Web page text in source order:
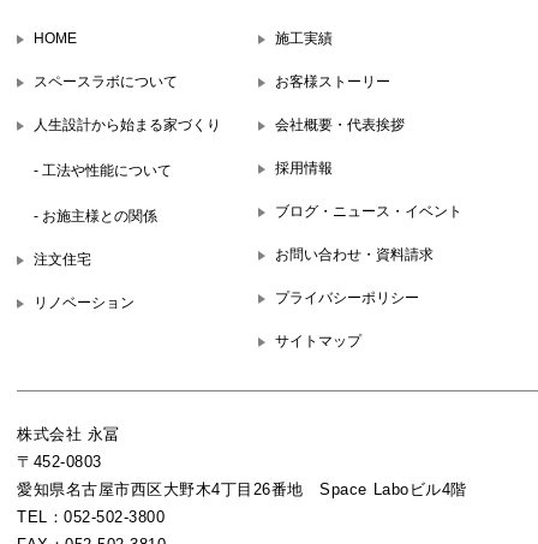
HOME
スペースラボについて
人生設計から始まる家づくり
- 工法や性能について
- お施主様との関係
注文住宅
リノベーション
施工実績
お客様ストーリー
会社概要・代表挨拶
採用情報
ブログ・ニュース・イベント
お問い合わせ・資料請求
プライバシーポリシー
サイトマップ
株式会社 永冨
〒452-0803
愛知県名古屋市西区大野木4丁目26番地 Space Laboビル4階
TEL：052-502-3800